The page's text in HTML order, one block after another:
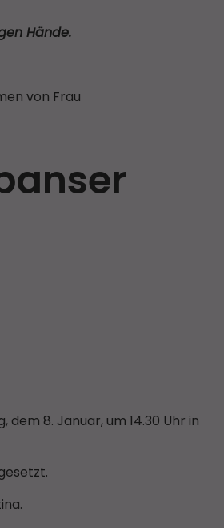
Hände.
von Frau
8. Januar, um 14.30 Uhr in